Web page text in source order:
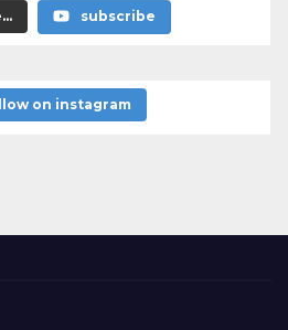
subscribe
on instagram